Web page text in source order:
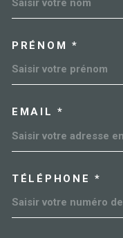
PRÉNOM *
EMAIL *
TÉLÉPHONE *